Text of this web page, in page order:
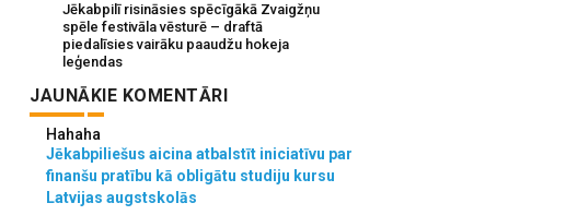
Jēkabpilī risināsies spēcīgākā Zvaigžņu
spēle festivāla vēsturē – draftā
piedalīsies vairāku paaudžu hokeja
leģendas
JAUNĀKIE KOMENTĀRI
Hahaha
Jēkabpiliešus aicina atbalstīt iniciatīvu par
finanšu pratību kā obligātu studiju kursu
Latvijas augstskolās